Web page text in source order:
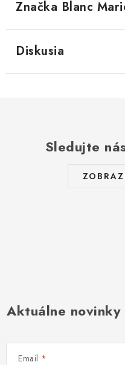
Značka Blanc
Diskusia
Sledujte
Aktuálne
Email